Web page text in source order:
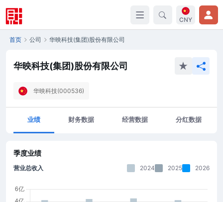
CNY
首页 公司 华映科技(集团)股份有限公司
华映科技(集团)股份有限公司
华映科技(000536)
业绩 财务数据 经营数据 分红数据
季度业绩
营业总收入 2024 2025 2026